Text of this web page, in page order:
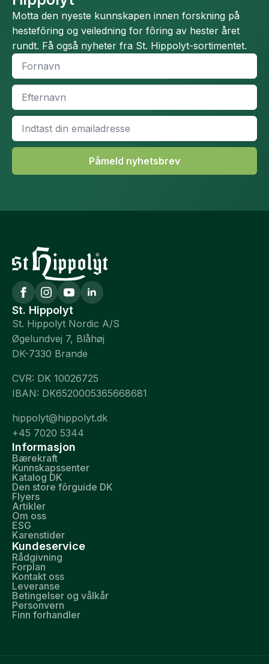
Motta den nyeste kunnskapen innen forskning på
hestefôring og veiledning for fôring av hester året
rundt. Få også nyheter fra St. Hippolyt-sortimentet.
Fornavn
Efternavn
Email
Påmeld nyhetsbrev
St. Hippolyt
St. Hippolyt Nordic A/S
Øgelundvej 7, Blåhøj
DK-7330 Brande
CVR: DK 10026725
IBAN: DK6520005365668681
hippolyt@hippolyt.dk
+45 7020 5344
Informasjon
Bærekraft
Kunnskapssenter
Katalog DK
Den store fôrguide DK
Flyers
Artikler
Om oss
ESG
Karenstider
Kundeservice
Rådgivning
Forplan
Kontakt oss
Leveranse
Betingelser og vålkår
Personvern
Finn forhandler